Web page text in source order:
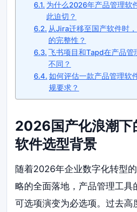
为什么2026年产品管理软
此迫切？
从Jira迁移至国产软件时
的完整性？
飞书项目和Tapd在产品管
不同？
如何评估一款产品管理软
规要求？
2026国产化浪潮下
软件选型背景
随着2026年企业数字化转型
略的全面落地，产品管理工具
可选项演变为必选项。过去高